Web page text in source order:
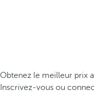
Obtenez le meilleur prix
Inscrivez-vous ou